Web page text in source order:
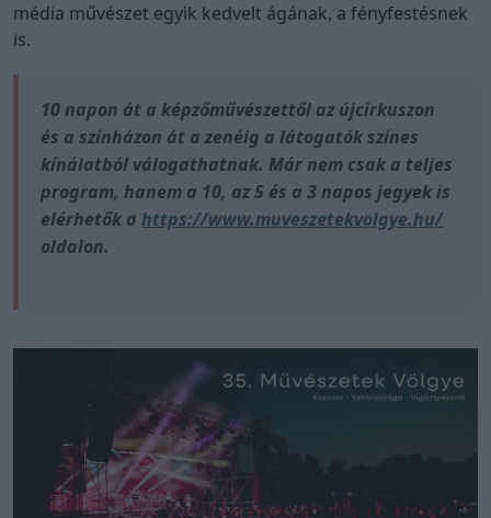
média művészet egyik kedvelt ágának, a fényfestésnek
is.
10 napon át a képzőművészettől az újcirkuszon
és a színházon át a zenéig a látogatók színes
kínálatból válogathatnak. Már nem csak a teljes
program, hanem a 10, az 5 és a 3 napos jegyek is
elérhetők a https://www.muveszetekvolgye.hu/
oldalon.